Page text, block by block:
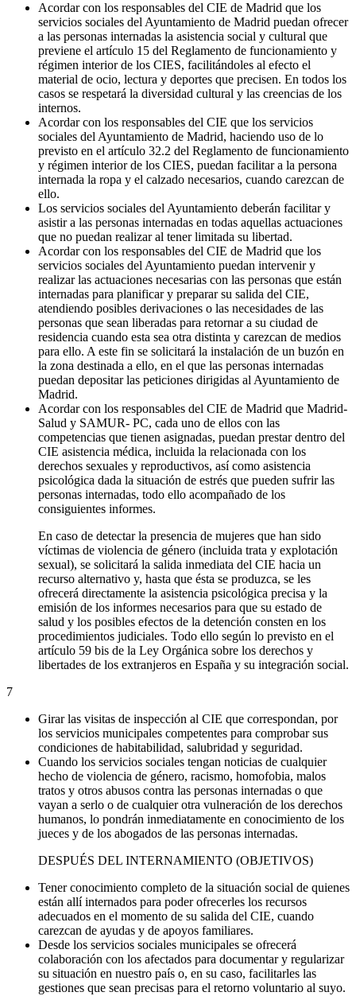
Acordar con los responsables del CIE de Madrid que los
servicios sociales del Ayuntamiento de Madrid puedan ofrecer
a las personas internadas la asistencia social y cultural que
previene el artículo 15 del Reglamento de funcionamiento y
régimen interior de los CIES, facilitándoles al efecto el
material de ocio, lectura y deportes que precisen. En todos los
casos se respetará la diversidad cultural y las creencias de los
internos.
Acordar con los responsables del CIE que los servicios
sociales del Ayuntamiento de Madrid, haciendo uso de lo
previsto en el artículo 32.2 del Reglamento de funcionamiento
y régimen interior de los CIES, puedan facilitar a la persona
internada la ropa y el calzado necesarios, cuando carezcan de
ello.
Los servicios sociales del Ayuntamiento deberán facilitar y
asistir a las personas internadas en todas aquellas actuaciones
que no puedan realizar al tener limitada su libertad.
Acordar con los responsables del CIE de Madrid que los
servicios sociales del Ayuntamiento puedan intervenir y
realizar las actuaciones necesarias con las personas que están
internadas para planificar y preparar su salida del CIE,
atendiendo posibles derivaciones o las necesidades de las
personas que sean liberadas para retornar a su ciudad de
residencia cuando esta sea otra distinta y carezcan de medios
para ello. A este fin se solicitará la instalación de un buzón en
la zona destinada a ello, en el que las personas internadas
puedan depositar las peticiones dirigidas al Ayuntamiento de
Madrid.
Acordar con los responsables del CIE de Madrid que Madrid-
Salud y SAMUR- PC, cada uno de ellos con las
competencias que tienen asignadas, puedan prestar dentro del
CIE asistencia médica, incluida la relacionada con los
derechos sexuales y reproductivos, así como asistencia
psicológica dada la situación de estrés que pueden sufrir las
personas internadas, todo ello acompañado de los
consiguientes informes.
En caso de detectar la presencia de mujeres que han sido
víctimas de violencia de género (incluida trata y explotación
sexual), se solicitará la salida inmediata del CIE hacia un
recurso alternativo y, hasta que ésta se produzca, se les
ofrecerá directamente la asistencia psicológica precisa y la
emisión de los informes necesarios para que su estado de
salud y los posibles efectos de la detención consten en los
procedimientos judiciales. Todo ello según lo previsto en el
artículo 59 bis de la Ley Orgánica sobre los derechos y
libertades de los extranjeros en España y su integración social.
7
Girar las visitas de inspección al CIE que correspondan, por
los servicios municipales competentes para comprobar sus
condiciones de habitabilidad, salubridad y seguridad.
Cuando los servicios sociales tengan noticias de cualquier
hecho de violencia de género, racismo, homofobia, malos
tratos y otros abusos contra las personas internadas o que
vayan a serlo o de cualquier otra vulneración de los derechos
humanos, lo pondrán inmediatamente en conocimiento de los
jueces y de los abogados de las personas internadas.
DESPUÉS DEL INTERNAMIENTO (OBJETIVOS)
Tener conocimiento completo de la situación social de quienes
están allí internados para poder ofrecerles los recursos
adecuados en el momento de su salida del CIE, cuando
carezcan de ayudas y de apoyos familiares.
Desde los servicios sociales municipales se ofrecerá
colaboración con los afectados para documentar y regularizar
su situación en nuestro país o, en su caso, facilitarles las
gestiones que sean precisas para el retorno voluntario al suyo.